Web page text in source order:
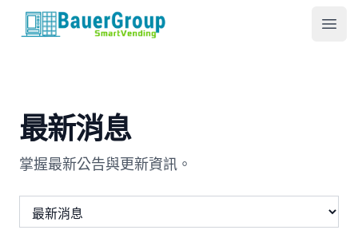
包爾科技
最新消息
掌握最新公告與更新資訊。